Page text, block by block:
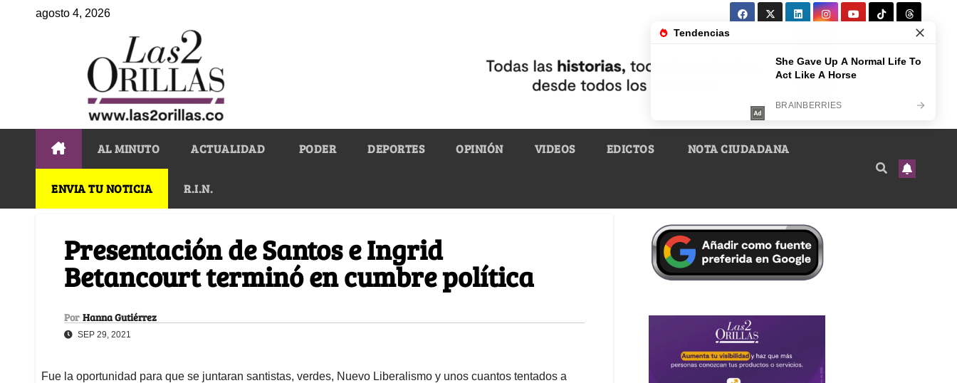
agosto 4, 2026
AL MINUTO ACTUALIDAD PODER DEPORTES OPINIÓN VIDEOS EDICTOS NOTA CIUDADANA
ENVIA TU NOTICIA R.I.N.
Presentación de Santos e Ingrid
Betancourt terminó en cumbre política
Por Hanna Gutiérrez
SEP 29, 2021
Fue la oportunidad para que se juntaran santistas, verdes, Nuevo Liberalismo y unos cuantos tentados a